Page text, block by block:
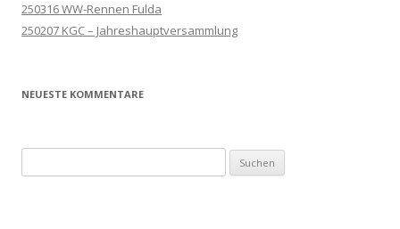
250316 WW-Rennen Fulda
250207 KGC – Jahreshauptversammlung
NEUESTE KOMMENTARE
nach: